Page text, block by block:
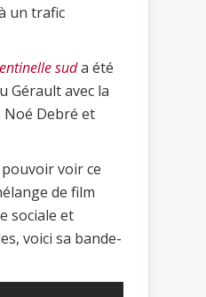
un trafic
suda été
Gérault avec la
Debré et
voir ce
de film
sociale et
voici sa bande-